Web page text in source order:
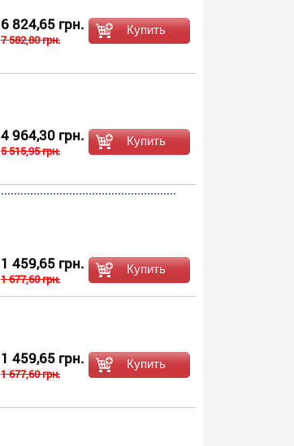
6 824,65 грн.
7 582,80 грн.
4 964,30 грн.
5 515,95 грн.
1 459,65 грн.
1 677,60 грн.
1 459,65 грн.
1 677,60 грн.